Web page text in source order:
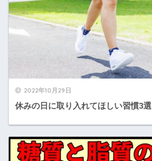
2022年10月29日
休みの日に取り入れてほしい習慣3選